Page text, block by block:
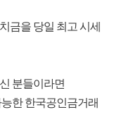
금을 당일 최고 시세
분들이라면
한 한국공인금거래